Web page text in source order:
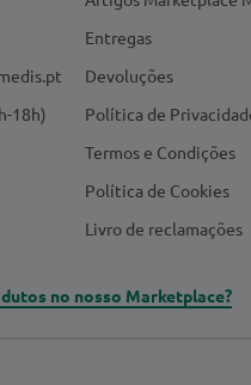
18h)
Entregas
Devoluções
Política de
Termos e Condições
Política de Cookies
Livro de reclamações
no nosso Marketplace?